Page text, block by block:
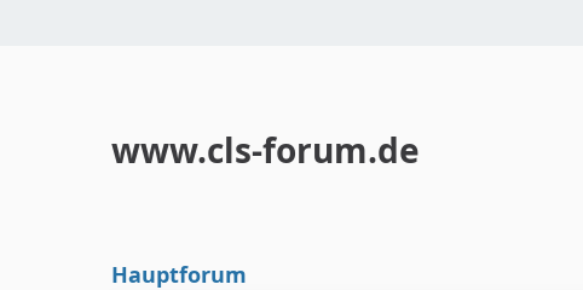
www.cls-forum.de
Hauptforum